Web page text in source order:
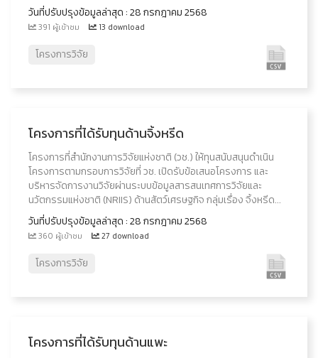
วันที่ปรับปรุงข้อมูลล่าสุด : 28 กรกฎาคม 2568
391 ผู้เข้าชม 13 download
โครงการวิจัย
โครงการที่ได้รับทุนด้านจิ้งหรีด
โครงการที่สำนักงานการวิจัยแห่งชาติ (วช.) ให้ทุนสนับสนุนดำเนิน
โครงการตามกรอบการวิจัยที่ วช. เปิดรับข้อเสนอโครงการ และ
บริหารจัดการงานวิจัยผ่านระบบข้อมูลสารสนเทศการวิจัยและ
นวัตกรรมแห่งชาติ (NRIIS) ด้านสัตว์เศรษฐกิจ กลุ่มเรื่อง จิ้งหรีด...
วันที่ปรับปรุงข้อมูลล่าสุด : 28 กรกฎาคม 2568
360 ผู้เข้าชม 27 download
โครงการวิจัย
โครงการที่ได้รับทุนด้านแพะ